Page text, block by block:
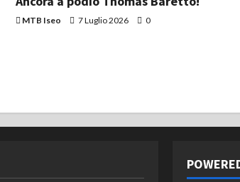
MTB Iseo 7 Luglio 2026 0